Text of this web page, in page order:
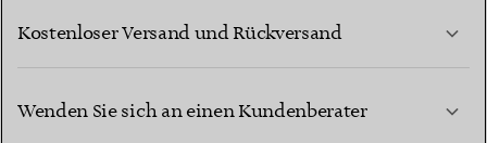
Kostenloser Versand und Rückversand
Wenden Sie sich an einen Kundenberater